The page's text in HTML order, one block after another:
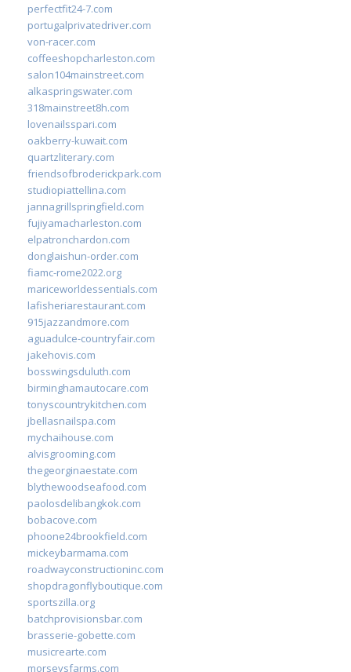
perfectfit24-7.com
portugalprivatedriver.com
von-racer.com
coffeeshopcharleston.com
salon104mainstreet.com
alkaspringswater.com
318mainstreet8h.com
lovenailsspari.com
oakberry-kuwait.com
quartzliterary.com
friendsofbroderickpark.com
studiopiattellina.com
jannagrillspringfield.com
fujiyamacharleston.com
elpatronchardon.com
donglaishun-order.com
fiamc-rome2022.org
mariceworldessentials.com
lafisheriarestaurant.com
915jazzandmore.com
aguadulce-countryfair.com
jakehovis.com
bosswingsduluth.com
birminghamautocare.com
tonyscountrykitchen.com
jbellasnailspa.com
mychaihouse.com
alvisgrooming.com
thegeorginaestate.com
blythewoodseafood.com
paolosdelibangkok.com
bobacove.com
phoone24brookfield.com
mickeybarmama.com
roadwayconstructioninc.com
shopdragonflyboutique.com
sportszilla.org
batchprovisionsbar.com
brasserie-gobette.com
musicrearte.com
morseysfarms.com